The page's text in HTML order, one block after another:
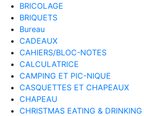
BRICOLAGE
BRIQUETS
Bureau
CADEAUX
CAHIERS/BLOC-NOTES
CALCULATRICE
CAMPING ET PIC-NIQUE
CASQUETTES ET CHAPEAUX
CHAPEAU
CHRISTMAS EATING & DRINKING